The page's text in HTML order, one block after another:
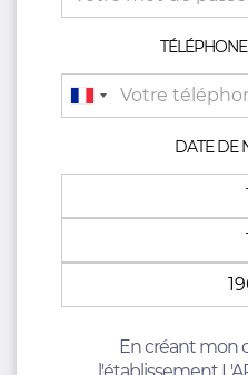
DATE DE
En créant mon